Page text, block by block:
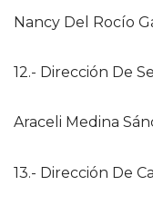
Nancy Del Rocío
12.- Dirección De
Araceli Medina
13.- Dirección De